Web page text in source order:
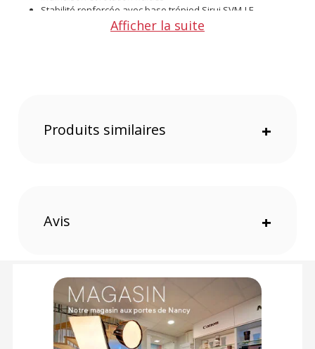
Stabilité renforcée avec base trépied Sirui SVM-LF
Construction robuste en aluminium
de montage, jambe de monopode et base trépied).
Inclinaison et rotation fluides
Stabilité renforcée avec base trépied Sirui SVM-LF
Le mécanisme à pédale facilite le changement d’angle de
prise de vue tout en gardant la verticalité du monopode pour
plus de stabilité.
Afficher la suite
Produits similaires +
Avis +